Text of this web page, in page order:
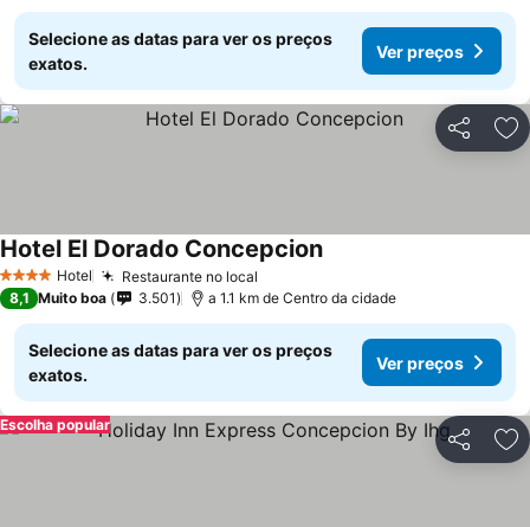
Selecione as datas para ver os preços
exatos.
Ver preços
Partilhar
4 EstrelasHotel Restaurante no local
Hotel El Dorado ConcepcionVer preços
8,1 Muito boa 3.501 a 1.1 km de Centro da cidade
Selecione as datas para ver os preços
exatos.
Ver preços
Partilhar
Escolha popular